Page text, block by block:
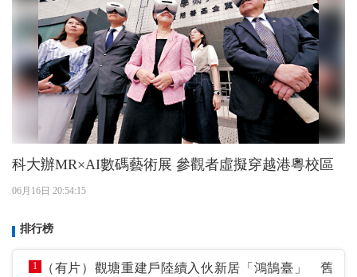
科大辦MR×AI數碼藝術展 參觀者虛擬穿越港粵校區
06月16日 20:54:15
排行榜
1
（有片）觀塘重建戶陸續入伙新居「鴻鵠臺」 舊